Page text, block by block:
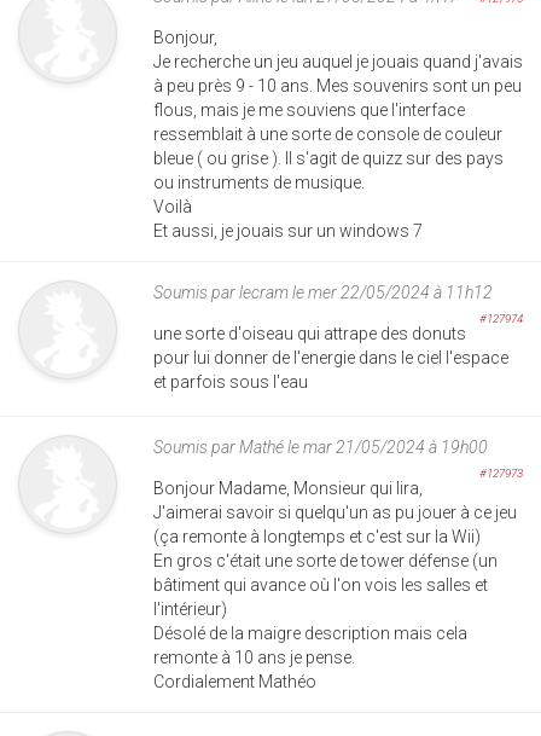
Bonjour,
Je recherche un jeu auquel je jouais quand j'avais
à peu près 9 - 10 ans. Mes souvenirs sont un peu
flous, mais je me souviens que l'interface
ressemblait à une sorte de console de couleur
bleue ( ou grise ). Il s'agit de quizz sur des pays
ou instruments de musique.
Voilà
Et aussi, je jouais sur un windows 7
Soumis parlecramle mer 22/05/2024 à 11h12
#127974
une sorte d'oiseau qui attrape des donuts
pour lui donner de l'energie dans le ciel l'espace
et parfois sous l'eau
Soumis parMathéle mar 21/05/2024 à 19h00
#127973
Bonjour Madame, Monsieur qui lira,
J'aimerai savoir si quelqu'un as pu jouer à ce jeu
(ça remonte à longtemps et c'est sur la Wii)
En gros c'était une sorte de tower défense (un
bâtiment qui avance où l'on vois les salles et
l'intérieur)
Désolé de la maigre description mais cela
remonte à 10 ans je pense.
Cordialement Mathéo